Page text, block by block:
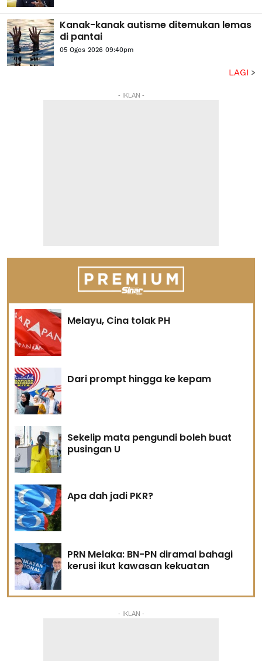
Kanak-kanak autisme ditemukan lemas
di pantai
05 Ogos 2026 09:40pm
LAGI
- IKLAN -
Melayu, Cina tolak PH
Dari prompt hingga ke kepam
Sekelip mata pengundi boleh buat
pusingan U
Apa dah jadi PKR?
PRN Melaka: BN-PN diramal bahagi
kerusi ikut kawasan kekuatan
- IKLAN -